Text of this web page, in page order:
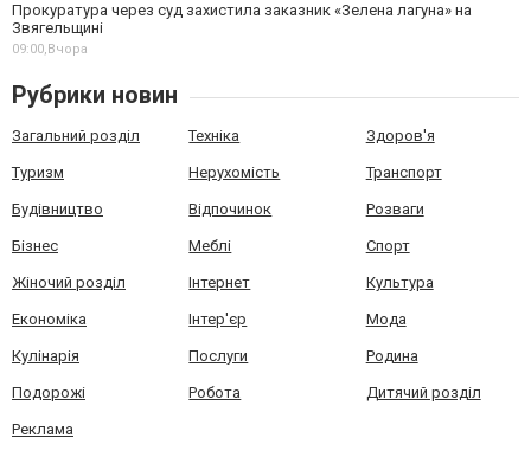
Прокуратура через суд захистила заказник «Зелена лагуна» на
Звягельщині
09:00, Вчора
Рубрики новин
Загальний розділ Техніка Здоров'я
Туризм Нерухомість Транспорт
Будівництво Відпочинок Розваги
Бізнес Меблі Спорт
Жіночий розділ Інтернет Культура
Економіка Інтер'єр Мода
Кулінарія Послуги Родина
Подорожі Робота Дитячий розділ
Реклама